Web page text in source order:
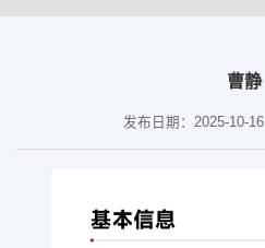
曹静
发布日期：2025-10-16